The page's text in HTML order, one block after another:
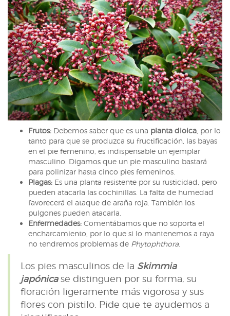
Frutos: Debemos saber que es una planta dioica , por lo
tanto para que se produzca su fructificación, las bayas
en el pie femenino, es indispensable un ejemplar
masculino. Digamos que un pie masculino bastará
para polinizar hasta cinco pies femeninos.
Plagas: Es una planta resistente por su rusticidad, pero
pueden atacarla las cochinillas. La falta de humedad
favorecerá el ataque de araña roja. También los
pulgones pueden atacarla.
Enfermedades: Comentábamos que no soporta el
encharcamiento, por lo que si lo mantenemos a raya
no tendremos problemas de Phytophthora.
Los pies masculinos de la Skimmia
japónicase distinguen por su forma, su
floración ligeramente más vigorosa y sus
flores con pistilo. Pide que te ayudemos a